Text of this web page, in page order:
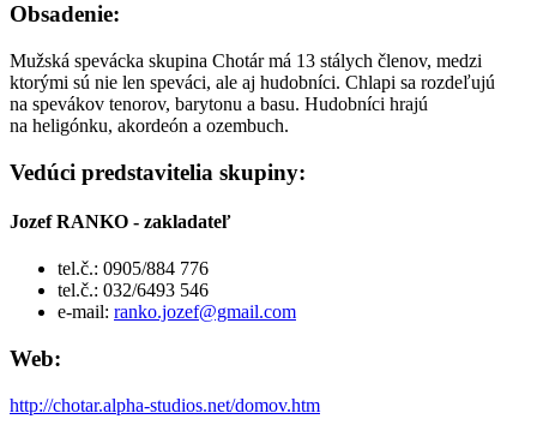
Obsadenie:
Mužská spevácka skupina Chotár má 13 stálych členov, medzi
ktorými sú nie len speváci, ale aj hudobníci. Chlapi sa rozdeľujú
na spevákov tenorov, barytonu a basu. Hudobníci hrajú
na heligónku, akordeón a ozembuch.
Vedúci predstavitelia skupiny:
Jozef RANKO - zakladateľ
tel.č.: 0905/884 776
tel.č.: 032/6493 546
e-mail: ranko.jozef@gmail.com
Web:
http://chotar.alpha-studios.net/domov.htm